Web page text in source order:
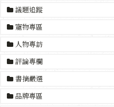
議題追蹤
寵物專區
人物專訪
評論專欄
書摘嚴選
品牌專區